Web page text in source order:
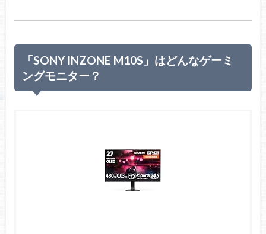
「SONY INZONE M10S」はどんなゲーミ
ングモニター？